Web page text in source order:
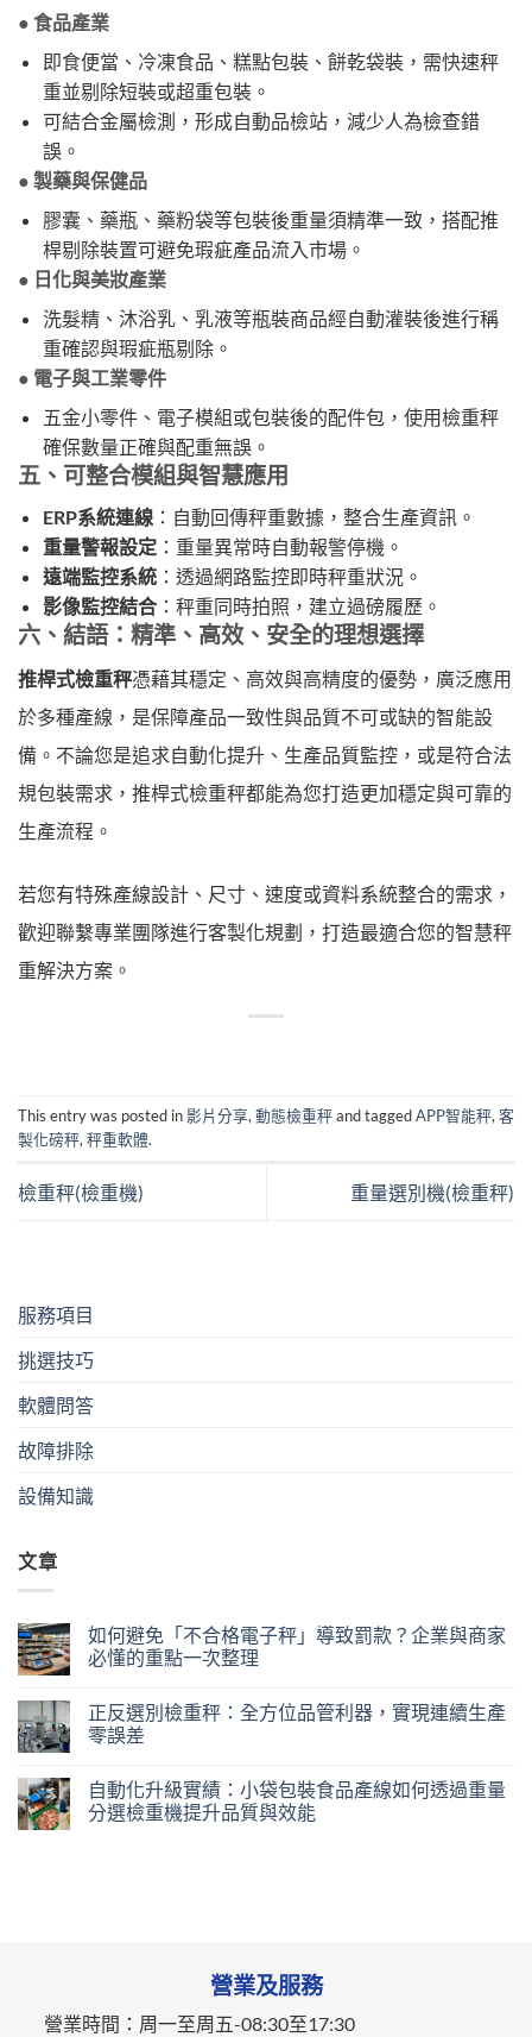
服務項目
挑選技巧
軟體問答
故障排除
設備知識
文章
如何避免「不合格電子秤」導致罰款？企業與商家
必懂的重點一次整理
正反選別檢重秤：全方位品管利器，實現連續生產
零誤差
自動化升級實績：小袋包裝食品產線如何透過重量
分選檢重機提升品質與效能
● 食品產業
即食便當、冷凍食品、糕點包裝、餅乾袋裝，需快速秤
重並剔除短裝或超重包裝。
可結合金屬檢測，形成自動品檢站，減少人為檢查錯
誤。
● 製藥與保健品
膠囊、藥瓶、藥粉袋等包裝後重量須精準一致，搭配推
桿剔除裝置可避免瑕疵產品流入市場。
● 日化與美妝產業
洗髮精、沐浴乳、乳液等瓶裝商品經自動灌裝後進行稱
重確認與瑕疵瓶剔除。
● 電子與工業零件
五金小零件、電子模組或包裝後的配件包，使用檢重秤
確保數量正確與配重無誤。
五、可整合模組與智慧應用
ERP系統連線：自動回傳秤重數據，整合生產資訊。
重量警報設定：重量異常時自動報警停機。
遠端監控系統：透過網路監控即時秤重狀況。
影像監控結合：秤重同時拍照，建立過磅履歷。
六、結語：精準、高效、安全的理想選擇
推桿式檢重秤憑藉其穩定、高效與高精度的優勢，廣泛應用
於多種產線，是保障產品一致性與品質不可或缺的智能設
備。不論您是追求自動化提升、生產品質監控，或是符合法
規包裝需求，推桿式檢重秤都能為您打造更加穩定與可靠的
生產流程。
若您有特殊產線設計、尺寸、速度或資料系統整合的需求，
歡迎聯繫專業團隊進行客製化規劃，打造最適合您的智慧秤
重解決方案。
This entry was posted in影片分享,動態檢重秤and taggedAPP智能秤,客
製化磅秤,秤重軟體.
檢重秤(檢重機) 重量選別機(檢重秤)
營業及服務
營業時間： 周一至周五-08:30至17:30